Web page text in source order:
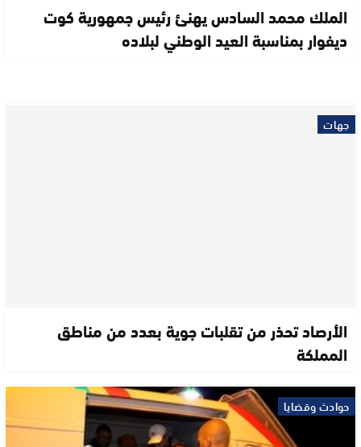
الملك محمد السادس يهنئ رئيس جمهورية كوت
ديفوار بمناسبة العيد الوطني لبلاده
جهات
الأرصاد تحذر من تقلبات جوية بعدد من مناطق
المملكة
حوادث وقضايا